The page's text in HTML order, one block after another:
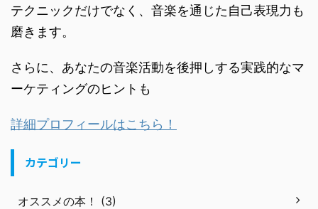
テクニックだけでなく、音楽を通じた自己表現力も
磨きます。
さらに、あなたの音楽活動を後押しする実践的なマ
ーケティングのヒントも
詳細プロフィールはこちら！
カテゴリー
オススメの本！ (3)